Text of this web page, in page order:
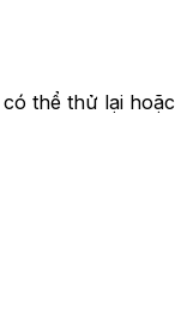
thể thử lại hoặc